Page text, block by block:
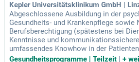
Kepler Universitätsklinikum GmbH |
Abgeschlossene Ausbildung in der
Gesundheits- und Krankenpflege sowie
Berufsberechtigung (spätestens bei
Kenntnisse und
umfassendes Knowhow in der
Gesundheitsprogramme | Teilzeit | +